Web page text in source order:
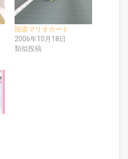
国道マリオカート
2006年10月18日
類似投稿